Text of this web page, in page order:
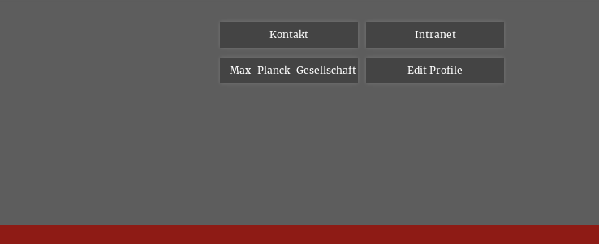
Kontakt Intranet
Max-Planck-Gesellschaft Edit Profile